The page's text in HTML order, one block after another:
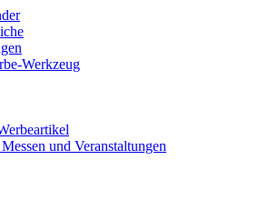
Werkzeug
und Veranstaltungen